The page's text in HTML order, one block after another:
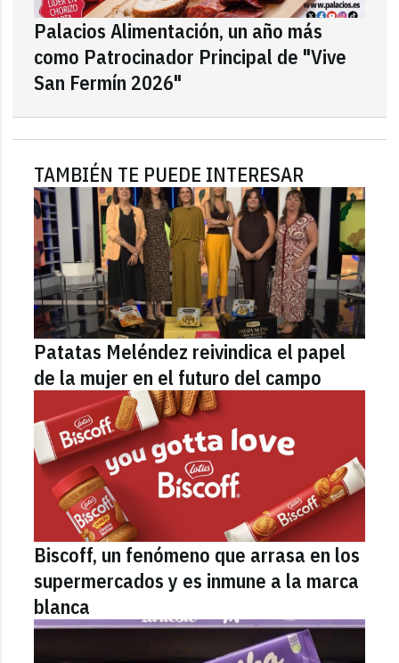
Palacios Alimentación, un año más
como Patrocinador Principal de "Vive
San Fermín 2026"
TAMBIÉN TE PUEDE INTERESAR
Patatas Meléndez reivindica el papel
de la mujer en el futuro del campo
Biscoff, un fenómeno que arrasa en los
supermercados y es inmune a la marca
blanca